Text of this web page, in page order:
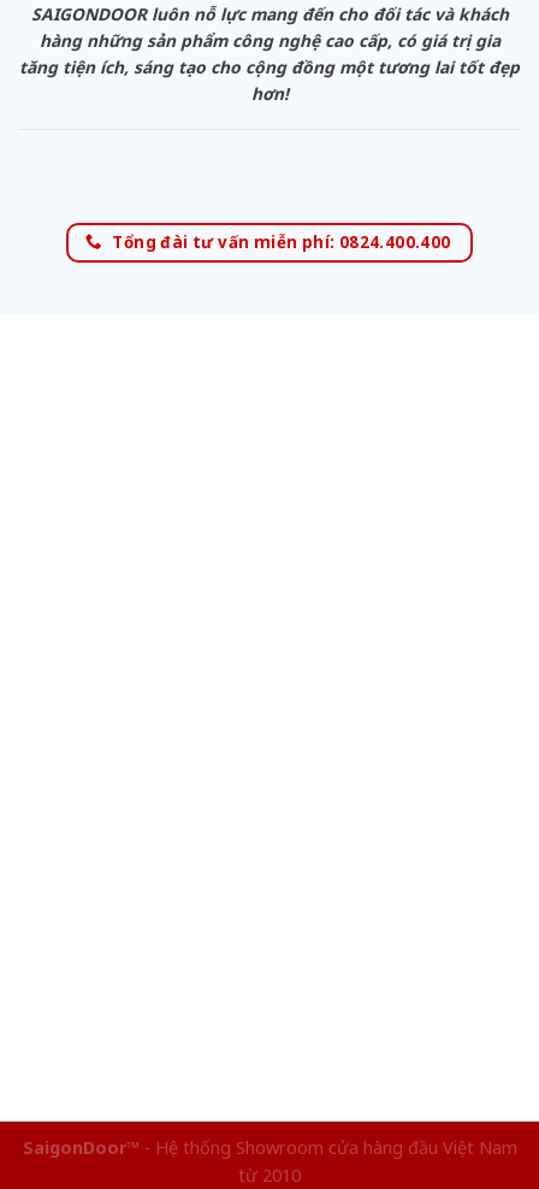
SAIGONDOOR luôn nỗ lực mang đến cho đối tác và khách
hàng những sản phẩm công nghệ cao cấp, có giá trị gia
tăng tiện ích, sáng tạo cho cộng đồng một tương lai tốt đẹp
hơn!
Tổng đài tư vấn miễn phí: 0824.400.400
SaigonDoor™ - Hệ thống Showroom cửa hàng đầu Việt Nam
từ 2010